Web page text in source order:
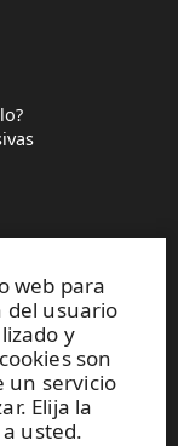
web para
del usuario
y
son
un servicio
Elija la
usted.